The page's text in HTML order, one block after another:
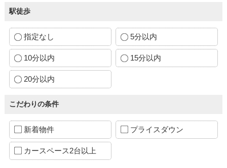
駅徒歩
指定なし 5分以内
10分以内 15分以内
20分以内
こだわりの条件
新着物件 プライスダウン
カースペース2台以上